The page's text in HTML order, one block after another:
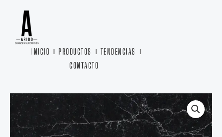
contenido
INICIO PRODUCTOS
TENDENCIAS
CONTACTO